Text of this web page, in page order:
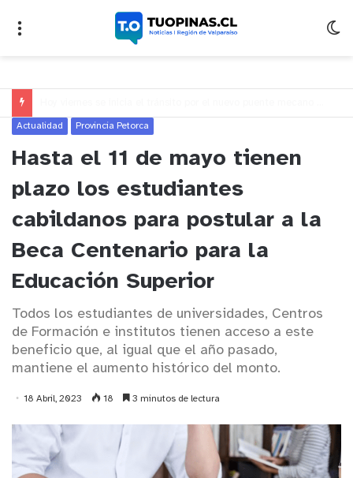
Actualidad Provincia Petorca
Hasta el 11 de mayo tienen
plazo los estudiantes
cabildanos para postular a la
Beca Centenario para la
Educación Superior
Todos los estudiantes de universidades, Centros
de Formación e institutos tienen acceso a este
beneficio que, al igual que el año pasado,
mantiene el aumento histórico del monto.
18 Abril, 2023 18 3 minutos de lectura